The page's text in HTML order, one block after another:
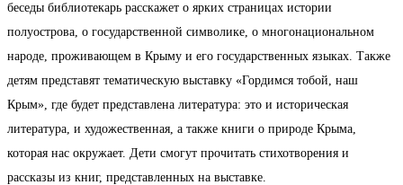
беседы библиотекарь расскажет о ярких страницах истории
полуострова, о государственной символике, о многонациональном
народе, проживающем в Крыму и его государственных языках. Также
детям представят тематическую выставку «Гордимся тобой, наш
Крым», где будет представлена литература: это и историческая
литература, и художественная, а также книги о природе Крыма,
которая нас окружает. Дети смогут прочитать стихотворения и
рассказы из книг, представленных на выставке.